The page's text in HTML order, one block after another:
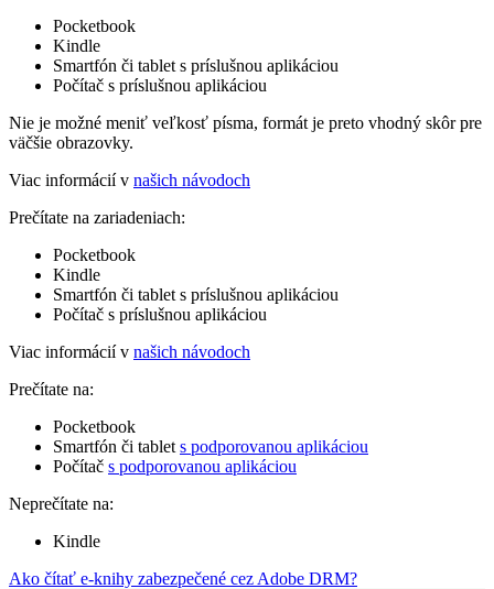
Pocketbook
Kindle
Smartfón či tablet s príslušnou aplikáciou
Počítač s príslušnou aplikáciou
Nie je možné meniť veľkosť písma, formát je preto vhodný skôr pre
väčšie obrazovky.
Viac informácií v našich návodoch
Prečítate na zariadeniach:
Pocketbook
Kindle
Smartfón či tablet s príslušnou aplikáciou
Počítač s príslušnou aplikáciou
Viac informácií v našich návodoch
Prečítate na:
Pocketbook
Smartfón či tablet s podporovanou aplikáciou
Počítač s podporovanou aplikáciou
Neprečítate na:
Kindle
Ako čítať e-knihy zabezpečené cez Adobe DRM?